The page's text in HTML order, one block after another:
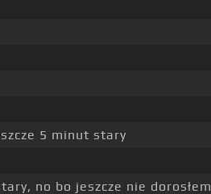
5 minut stary
no bo jeszcze nie dorosłem